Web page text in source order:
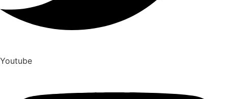
Youtube